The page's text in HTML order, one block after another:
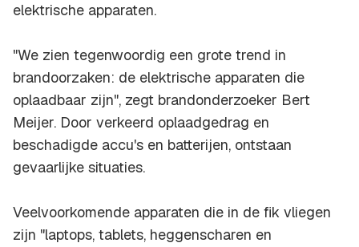
elektrische apparaten.
"We zien tegenwoordig een grote trend in
brandoorzaken: de elektrische apparaten die
oplaadbaar zijn", zegt brandonderzoeker Bert
Meijer. Door verkeerd oplaadgedrag en
beschadigde accu's en batterijen, ontstaan
gevaarlijke situaties.
Veelvoorkomende apparaten die in de fik vliegen
zijn "laptops, tablets, heggenscharen en